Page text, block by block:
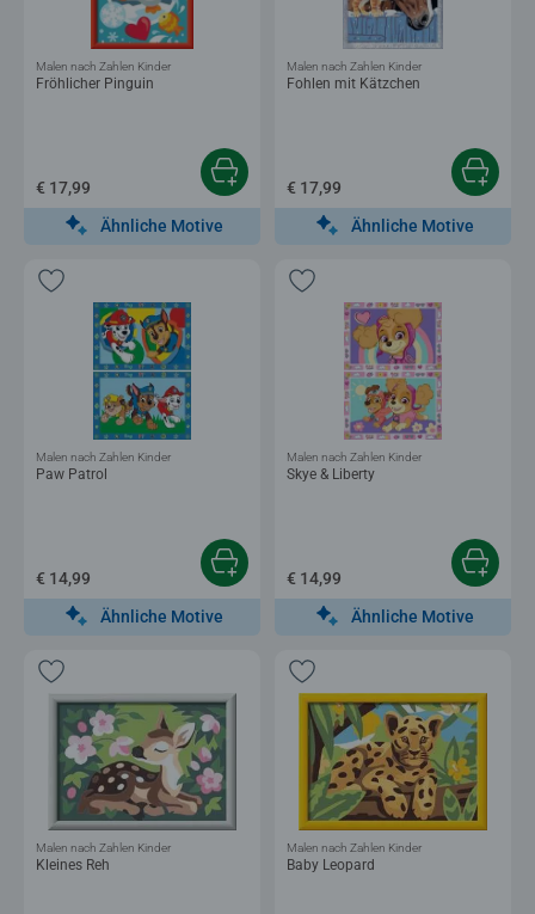
Fröhlicher Pinguin
Malen nach Zahlen Kinder
€ 17,99
Ähnliche Motive
Fohlen mit Kätzchen
Malen nach Zahlen Kinder
€ 17,99
Ähnliche Motive
Paw Patrol
Malen nach Zahlen Kinder
€ 14,99
Ähnliche Motive
Skye & Liberty
Malen nach Zahlen Kinder
€ 14,99
Ähnliche Motive
Kleines Reh
Malen nach Zahlen Kinder
Baby Leopard
Malen nach Zahlen Kinder